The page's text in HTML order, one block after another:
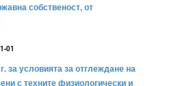
собственост, от
01
за условията за отглеждане на
с техните физиологически и